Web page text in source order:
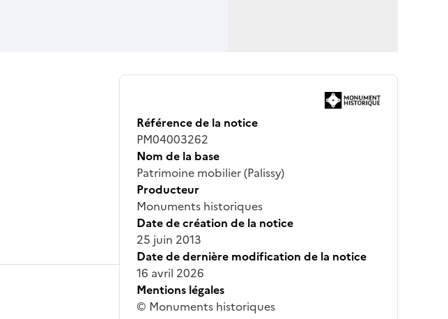
Référence de la notice
PM04003262
Nom de la base
Patrimoine mobilier (Palissy)
Producteur
Monuments historiques
Date de création de la notice
25 juin 2013
Date de dernière modification de la notice
16 avril 2026
Mentions légales
© Monuments historiques